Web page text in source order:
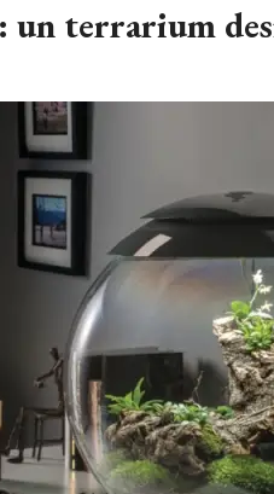
un terrarium